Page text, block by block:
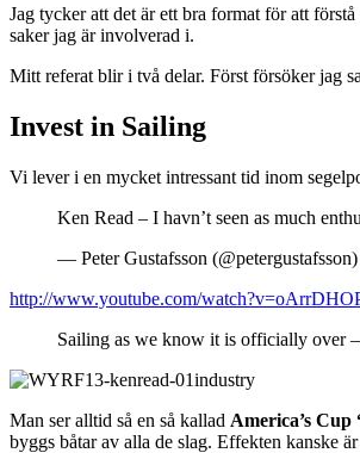
Jag tycker att det är ett bra format för att
saker jag är involverad i.
Mitt referat blir i två delar. Först försöker jag
Invest in Sailing
Vi lever i en mycket intressant tid inom
Ken Read – I havn’t seen as much
— Peter Gustafsson (@petergustafsson)
http://www.youtube.com/
Sailing as we know it is officially over
Man ser alltid så en så kallad America’s Cup
byggs båtar av alla de slag. Effekten kanske